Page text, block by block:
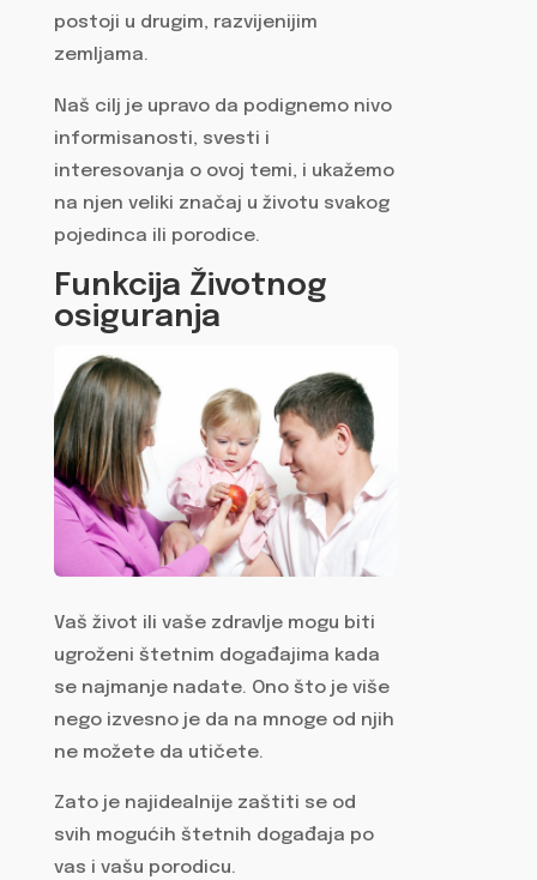
postoji u drugim, razvijenijim
zemljama.
Naš cilj je upravo da podignemo nivo
informisanosti, svesti i
interesovanja o ovoj temi, i ukažemo
na njen veliki značaj u životu svakog
pojedinca ili porodice.
Funkcija Životnog
osiguranja
Vaš život ili vaše zdravlje mogu biti
ugroženi štetnim događajima kada
se najmanje nadate. Ono što je više
nego izvesno je da na mnoge od njih
ne možete da utičete.
Zato je najidealnije zaštiti se od
svih mogućih štetnih događaja po
vas i vašu porodicu.